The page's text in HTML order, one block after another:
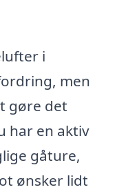
i
men
gøre det
har en aktiv
gåture,
ønsker lidt